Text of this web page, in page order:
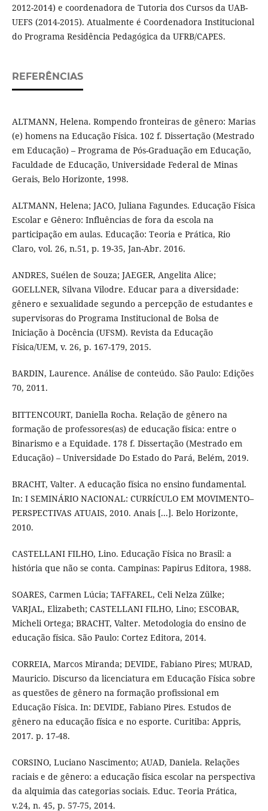
2012-2014) e coordenadora de Tutoria dos Cursos da UAB-
UEFS (2014-2015). Atualmente é Coordenadora Institucional
do Programa Residência Pedagógica da UFRB/CAPES.
REFERÊNCIAS
ALTMANN, Helena. Rompendo fronteiras de gênero: Marias
(e) homens na Educação Física. 102 f. Dissertação (Mestrado
em Educação) – Programa de Pós-Graduação em Educação,
Faculdade de Educação, Universidade Federal de Minas
Gerais, Belo Horizonte, 1998.
ALTMANN, Helena; JACO, Juliana Fagundes. Educação Física
Escolar e Gênero: Influências de fora da escola na
participação em aulas. Educação: Teoria e Prática, Rio
Claro, vol. 26, n.51, p. 19-35, Jan-Abr. 2016.
ANDRES, Suélen de Souza; JAEGER, Angelita Alice;
GOELLNER, Silvana Vilodre. Educar para a diversidade:
gênero e sexualidade segundo a percepção de estudantes e
supervisoras do Programa Institucional de Bolsa de
Iniciação à Docência (UFSM). Revista da Educação
Física/UEM, v. 26, p. 167-179, 2015.
BARDIN, Laurence. Análise de conteúdo. São Paulo: Edições
70, 2011.
BITTENCOURT, Daniella Rocha. Relação de gênero na
formação de professores(as) de educação física: entre o
Binarismo e a Equidade. 178 f. Dissertação (Mestrado em
Educação) – Universidade Do Estado do Pará, Belém, 2019.
BRACHT, Valter. A educação física no ensino fundamental.
In: I SEMINÁRIO NACIONAL: CURRÍCULO EM MOVIMENTO–
PERSPECTIVAS ATUAIS, 2010. Anais [...]. Belo Horizonte,
2010.
CASTELLANI FILHO, Lino. Educação Física no Brasil: a
história que não se conta. Campinas: Papirus Editora, 1988.
SOARES, Carmen Lúcia; TAFFAREL, Celi Nelza Zülke;
VARJAL, Elizabeth; CASTELLANI FILHO, Lino; ESCOBAR,
Micheli Ortega; BRACHT, Valter. Metodologia do ensino de
educação física. São Paulo: Cortez Editora, 2014.
CORREIA, Marcos Miranda; DEVIDE, Fabiano Pires; MURAD,
Mauricio. Discurso da licenciatura em Educação Física sobre
as questões de gênero na formação profissional em
Educação Física. In: DEVIDE, Fabiano Pires. Estudos de
gênero na educação física e no esporte. Curitiba: Appris,
2017. p. 17-48.
CORSINO, Luciano Nascimento; AUAD, Daniela. Relações
raciais e de gênero: a educação física escolar na perspectiva
da alquimia das categorias sociais. Educ. Teoria Prática,
v.24, n. 45, p. 57-75, 2014.